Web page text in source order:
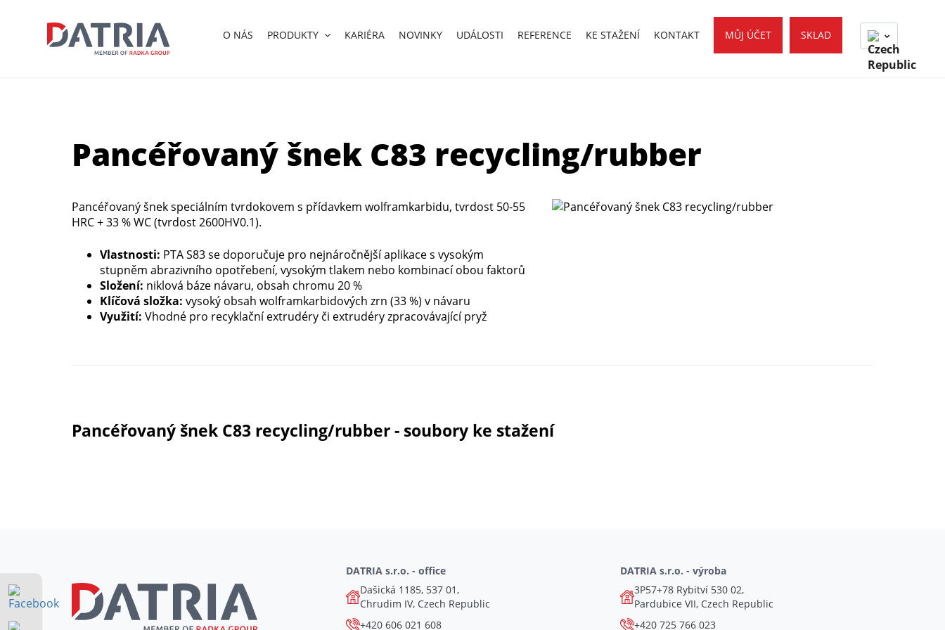
O NÁS PRODUKTY KARIÉRA NOVINKY UDÁLOSTI REFERENCE KE STAŽENÍ KONTAKT MŮJ ÚČET SKLAD
Pancéřovaný šnek C83 recycling/rubber
Pancéřovaný šnek speciálním tvrdokovem s přídavkem wolframkarbidu, tvrdost 50-55
HRC + 33 % WC (tvrdost 2600HV0.1).
Vlastnosti: PTA S83 se doporučuje pro nejnáročnější aplikace s vysokým
stupněm abrazivního opotřebení, vysokým tlakem nebo kombinací obou faktorů
Složení: niklová báze návaru, obsah chromu 20 %
Klíčová složka: vysoký obsah wolframkarbidových zrn (33 %) v návaru
Využití: Vhodné pro recyklační extrudéry či extrudéry zpracovávající pryž
Pancéřovaný šnek C83 recycling/rubber - soubory ke stažení
DATRIA s.r.o. - office
Dašická 1185, 537 01,
Chrudim IV, Czech Republic
+420 606 021 608
DATRIA s.r.o. - výroba
3P57+78 Rybitví 530 02,
Pardubice VII, Czech Republic
+420 725 766 023